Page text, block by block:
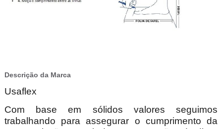
Descrição da Marca
Usaflex
Com base em sólidos valores seguimos
trabalhando para assegurar o cumprimento da